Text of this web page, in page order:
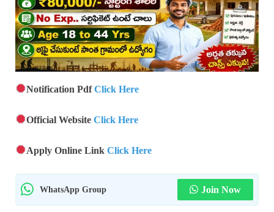
Notification PdfClick Here
Official WebsiteClick Here
Apply Online LinkClick Here
WhatsApp Group Join Now